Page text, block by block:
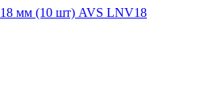
18 мм (10 шт) AVS LNV18